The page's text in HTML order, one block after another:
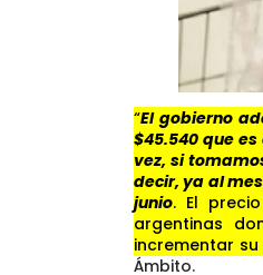
“El gobierno
$45.540 que
vez, si
decir, ya al
junio. El
argentinas
incrementar su
Ámbito.